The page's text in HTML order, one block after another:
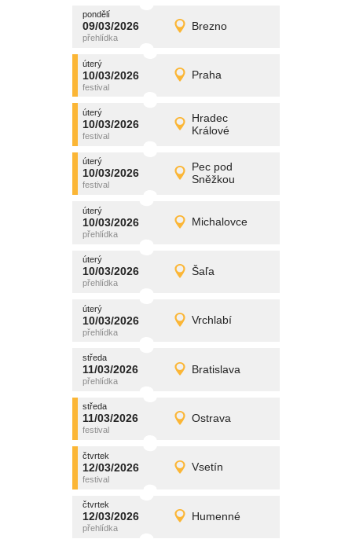
pondělí
09/03/2026 Brezno
pondělí
09/03/2026 Detail
promítání
úterý
10/03/2026 Praha
úterý
10/03/2026 Detail
promítání
úterý
10/03/2026
Hradec
Králové
úterý
10/03/2026 Detail
promítání
úterý
10/03/2026
Pec pod
Sněžkou
úterý
10/03/2026 Detail
promítání
úterý
10/03/2026 Michalovce
úterý
10/03/2026 Detail
promítání
úterý
10/03/2026 Šaľa
úterý
10/03/2026 Detail
promítání
úterý
10/03/2026 Vrchlabí
úterý
10/03/2026 Detail
promítání
středa
11/03/2026 Bratislava
středa
11/03/2026 Detail
promítání
středa
11/03/2026 Ostrava
středa
11/03/2026 Detail
promítání
čtvrtek
12/03/2026 Vsetín
čtvrtek
12/03/2026 Detail
promítání
čtvrtek
12/03/2026 Humenné
čtvrtek
12/03/2026 Detail
promítání